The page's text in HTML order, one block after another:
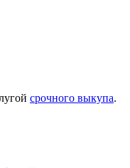
срочного выкупа.